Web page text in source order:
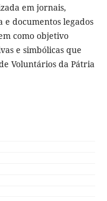
em jornais,
documentos legados
como objetivo
e simbólicas que
Voluntários da Pátria